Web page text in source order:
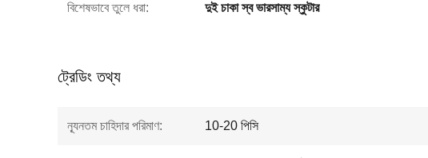
বিশেষভাবে তুলে ধরা: দুই চাকা স্ব ভারসাম্য স্কুটার
ট্রেডিং তথ্য
ন্যূনতম চাহিদার পরিমাণ: 10-20 পিসি